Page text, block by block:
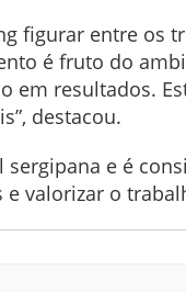
figurar entre os
é fruto do
resultados.
destacou.
e é
valorizar o